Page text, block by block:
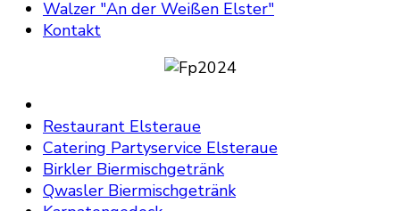
Walzer "An der Weißen Elster"
Kontakt
Restaurant Elsteraue
Catering Partyservice Elsteraue
Birkler Biermischgetränk
Qwasler Biermischgetränk